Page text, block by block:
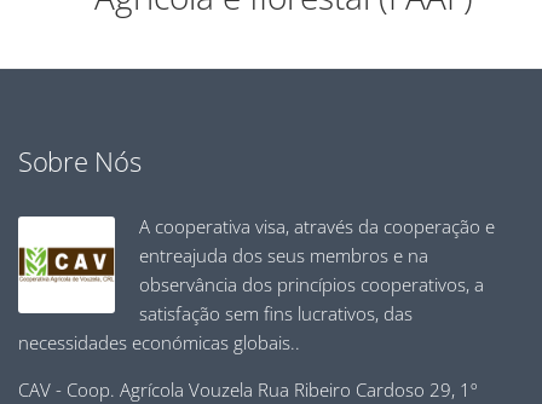
Sobre Nós
A cooperativa visa, através da cooperação e
entreajuda dos seus membros e na
observância dos princípios cooperativos, a
satisfação sem fins lucrativos, das
necessidades económicas globais..
CAV - Coop. Agrícola Vouzela Rua Ribeiro Cardoso 29, 1º